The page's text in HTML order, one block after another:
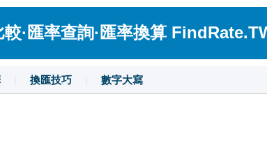
·匯率查詢·匯率換算
換匯技巧 數字大寫